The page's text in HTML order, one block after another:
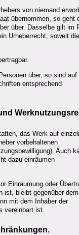
von niemand
übernommen, so geht
über. Dasselbe gilt im
Urheberrecht, soweit
über, so sind auf
entsprechend
das Werk auf
vorbehaltenen
Auch
dazu einräumen
Einräumung oder
ist, bleibt gegenüber dem
mit dem Inhaber der
vereinbart ist.